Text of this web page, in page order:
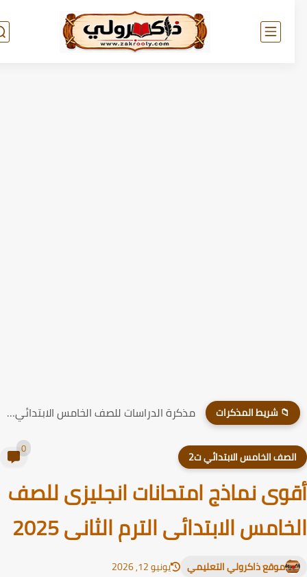
📁 شريط المذكرات مذكرة الدراسات للصف الخامس الابتدائي الترم الاول 2026
الخامس الابتدائي ت2
نماذج امتحانات انجليزى للصف
الابتدائى الترم الثانى 2025
موقع ذاكرولي التعليمي يونيو 12, 2026